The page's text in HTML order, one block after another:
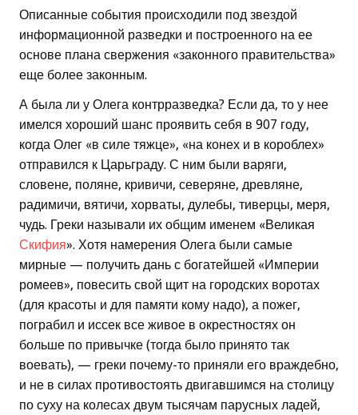
Описанные события происходили под звездой
информационной разведки и построенного на ее
основе плана свержения «законного правительства»
еще более законным.
А была ли у Олега контрразведка? Если да, то у нее
имелся хороший шанс проявить себя в 907 году,
когда Олег «в силе тяжце», «на конех и в короблех»
отправился к Царьграду. С ним были варяги,
словене, поляне, кривичи, северяне, древляне,
радимичи, вятичи, хорваты, дулебы, тиверцы, меря,
чудь. Греки называли их общим именем «Великая
Скифия». Хотя намерения Олега были самые
мирные — получить дань с богатейшей «Империи
ромеев», повесить свой щит на городских воротах
(для красоты и для памяти кому надо), а пожег,
пограбил и иссек все живое в окрестностях он
больше по привычке (тогда было принято так
воевать), — греки почему-то приняли его враждебно,
и не в силах противостоять двигавшимся на столицу
по суху на колесах двум тысячам парусных ладей,